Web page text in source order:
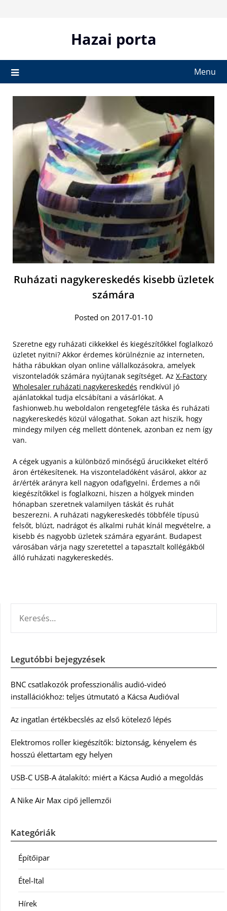
Hazai porta
Menu
Ruházati nagykereskedés kisebb üzletek
számára
Posted on 2017-01-10
Szeretne egy ruházati cikkekkel és kiegészítőkkel foglalkozó
üzletet nyitni? Akkor érdemes körülnéznie az interneten,
hátha rábukkan olyan online vállalkozásokra, amelyek
viszonteladók számára nyújtanak segítséget. Az X-Factory
Wholesaler ruházati nagykereskedés rendkívül jó
ajánlatokkal tudja elcsábítani a vásárlókat. A
fashionweb.hu weboldalon rengetegféle táska és ruházati
nagykereskedés közül válogathat. Sokan azt hiszik, hogy
mindegy milyen cég mellett döntenek, azonban ez nem így
van.
A cégek ugyanis a különböző minőségű árucikkeket eltérő
áron értékesítenek. Ha viszonteladóként vásárol, akkor az
ár/érték arányra kell nagyon odafigyelni. Érdemes a női
kiegészítőkkel is foglalkozni, hiszen a hölgyek minden
hónapban szeretnek valamilyen táskát és ruhát
beszerezni. A ruházati nagykereskedés többféle típusú
felsőt, blúzt, nadrágot és alkalmi ruhát kínál megvételre, a
kisebb és nagyobb üzletek számára egyaránt. Budapest
városában várja nagy szeretettel a tapasztalt kollégákból
álló ruházati nagykereskedés.
Legutóbbi bejegyzések
BNC csatlakozók professzionális audió-videó
installációkhoz: teljes útmutató a Kácsa Audióval
Az ingatlan értékbecslés az első kötelező lépés
Elektromos roller kiegészítők: biztonság, kényelem és
hosszú élettartam egy helyen
USB-C USB-A átalakító: miért a Kácsa Audió a megoldás
A Nike Air Max cipő jellemzői
Kategóriák
Építőipar
Étel-Ital
Hírek